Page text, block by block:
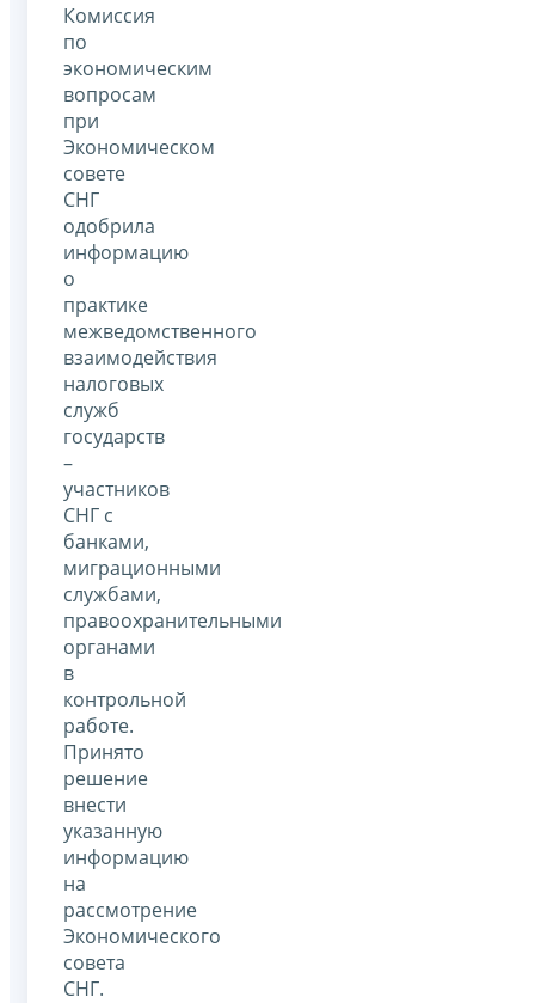
Комиссия
по
экономическим
вопросам
при
Экономическом
совете
СНГ
одобрила
информацию
о
практике
межведомственного
взаимодействия
налоговых
служб
государств
–
участников
СНГ с
банками,
миграционными
службами,
правоохранительными
органами
в
контрольной
работе.
Принято
решение
внести
указанную
информацию
на
рассмотрение
Экономического
совета
СНГ.